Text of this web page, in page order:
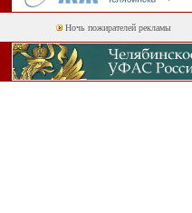
Ночь пожирателей рекламы